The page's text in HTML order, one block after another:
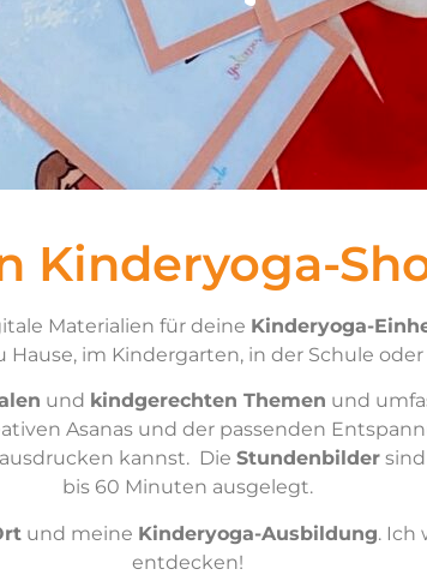
Kinderyoga-
Materialien für deine Kinderyoga-
Hause, im Kindergarten, in der Schule
und kindgerechten Themen und
Asanas und der passenden
kannst. Die Stundenbilder
bis 60 Minuten ausgelegt.
und meine Kinderyoga-Ausbildung. Ich
entdecken!